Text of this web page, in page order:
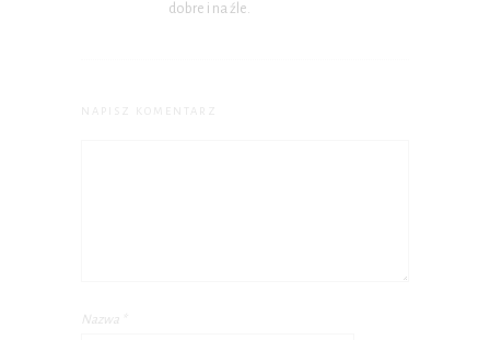
dobre i na źle.
Nazwa